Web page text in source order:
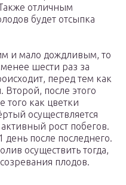
отличным
будет отсыпка
и мало дождливым, то
шести раз за
перед тем как
Второй, после этого
того как цветки
осуществляется
рост побегов.
после последнего.
осуществить тогда,
плодов.